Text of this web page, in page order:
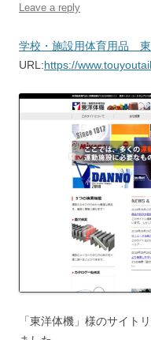
Leave a reply
学校・施設用体育用品
URL:https://
「東洋体機」様のサイト